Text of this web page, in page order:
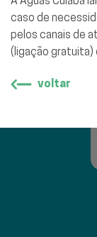
caso de
pelos canais de
(ligação
voltar